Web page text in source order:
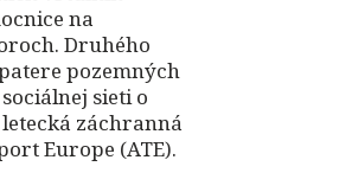
na
Druhého
pozemných
sieti o
záchranná
Europe (ATE).